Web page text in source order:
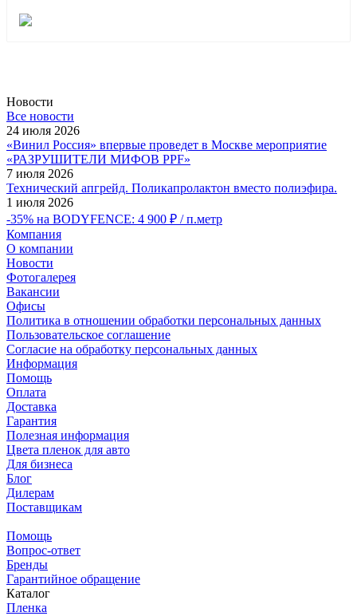
Новости
Все новости
24 июля 2026
«Винил Россия» впервые проведет в Москве мероприятие
«РАЗРУШИТЕЛИ МИФОВ PPF»
7 июля 2026
Технический апгрейд. Поликапролактон вместо полиэфира.
1 июля 2026
-35% на BODYFENCE: 4 900 ₽ / п.метр
Компания
О компании
Новости
Фотогалерея
Вакансии
Офисы
Политика в отношении обработки персональных данных
Пользовательское соглашение
Согласие на обработку персональных данных
Информация
Помощь
Оплата
Доставка
Гарантия
Полезная информация
Цвета пленок для авто
Для бизнеса
Блог
Дилерам
Поставщикам
Помощь
Вопрос-ответ
Бренды
Гарантийное обращение
Каталог
Пленка